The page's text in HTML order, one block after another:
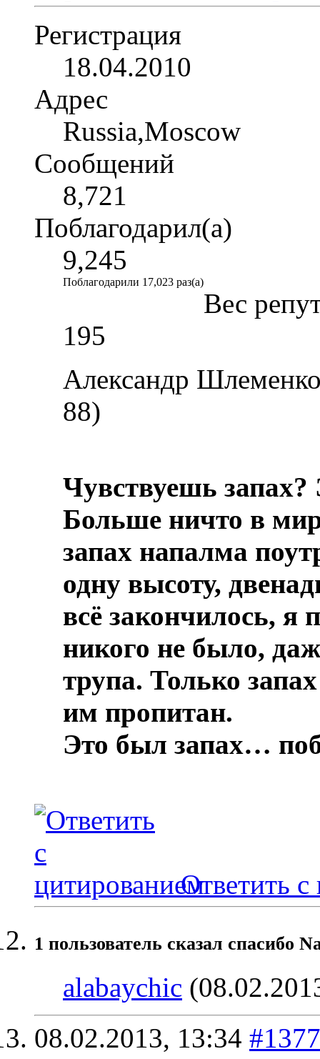
Регистрация
18.04.2010
Адрес
Russia,Moscow
Сообщений
8,721
Поблагодарил(а)
9,245
Поблагодарили 17,023 раз(а)
Вес
195
Александр
88)
Чувствуешь
Больше ничто в
запах напалма
одну высоту,
всё закончилось, я
никого не было,
трупа. Только
им пропитан.
Это был запах…
Ответить с
1 пользователь сказал cпасибо
alabaychic
08.02.2013, 13:34 #1377